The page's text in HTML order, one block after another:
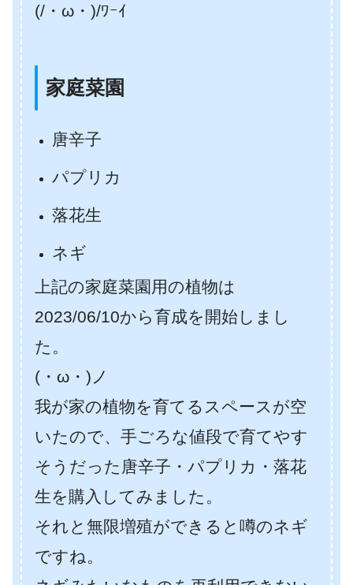
(/・ω・)/ﾜｰｲ
家庭菜園
唐辛子
パプリカ
落花生
ネギ
上記の家庭菜園用の植物は
2023/06/10から育成を開始しまし
た。
(・ω・)ノ
我が家の植物を育てるスペースが空
いたので、手ごろな値段で育てやす
そうだった唐辛子・パプリカ・落花
生を購入してみました。
それと無限増殖ができると噂のネギ
ですね。